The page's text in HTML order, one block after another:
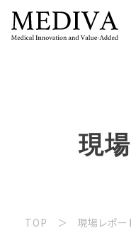
現場
TOP 現場レポー